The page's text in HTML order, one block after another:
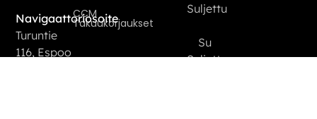
CCM
Takuukorjaukset
Navigaattoriosoite
Turuntie
116, Espoo
Suljettu
Su
Suljettu